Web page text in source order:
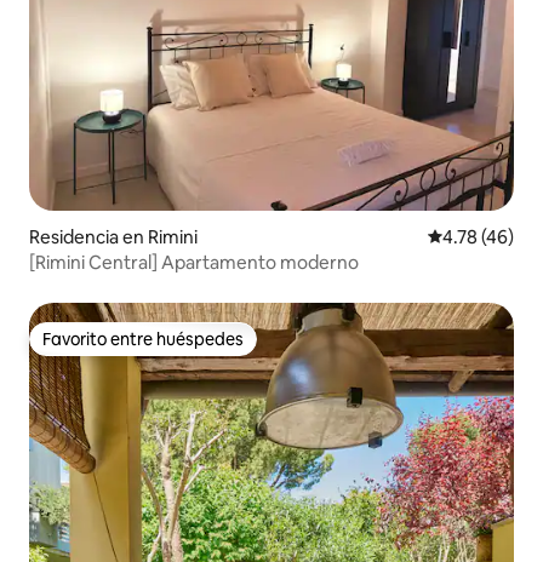
Residencia en Rimini Calificación
4.78 (46)
[Rimini Central] Apartamento moderno
Favorito entre huéspedes
Favorito entre huéspedes